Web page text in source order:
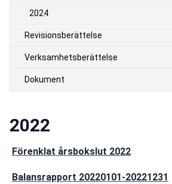
2024
Revisionsberättelse
Verksamhetsberättelse
Dokument
2022
Förenklat årsbokslut 2022
Balansrapport 20220101-20221231